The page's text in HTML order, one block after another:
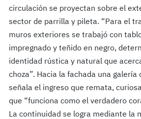
circulación se proyectan sobre el
sector de parrilla y pileta. “Para el
muros exteriores se trabajó con
impregnado y teñido en negro,
identidad rústica y natural que
choza”. Hacia la fachada una galería
señala el ingreso que remata,
que “funciona como el verdadero
La continuidad se logra mediante la